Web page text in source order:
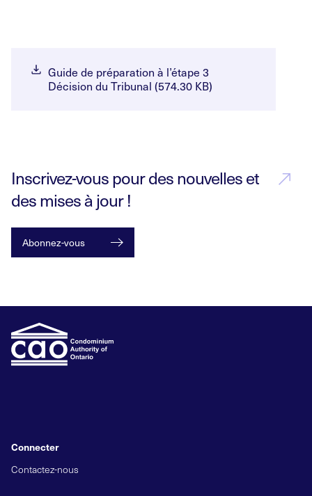
Guide de préparation à l’étape 3
Décision du Tribunal (574.30 KB)
Inscrivez-vous pour des nouvelles et
des mises à jour !
Abonnez-vous
Connecter
Contactez-nous